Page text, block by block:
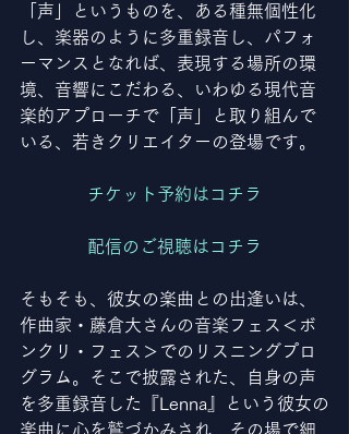
「声」というものを、ある種無個性化
し、楽器のように多重録音し、パフォ
ーマンスとなれば、表現する場所の環
境、音響にこだわる、いわゆる現代音
楽的アプローチで「声」と取り組んで
いる、若きクリエイターの登場です。
チケット予約はコチラ
配信のご視聴はコチラ
そもそも、彼女の楽曲との出逢いは、
作曲家・藤倉大さんの音楽フェス＜ボ
ンクリ・フェス＞でのリスニングプロ
グラム。そこで披露された、自身の声
を多重録音した『Lenna』という彼女の
楽曲に心を鷲づかみされ、その場で細